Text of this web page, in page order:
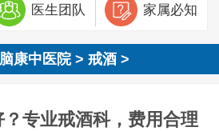
医生团队 家属必知
康中医院>戒酒 >
专业戒酒科，费用合理